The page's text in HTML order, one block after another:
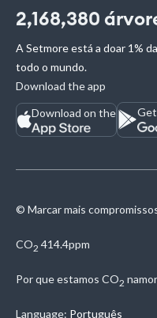
2,168,380
A Setmore está a doar 1%
todo o mundo.
Download the app
Download on the
© Marcar mais
CO2 414.4ppm
Por que estamos CO2
Language: Português